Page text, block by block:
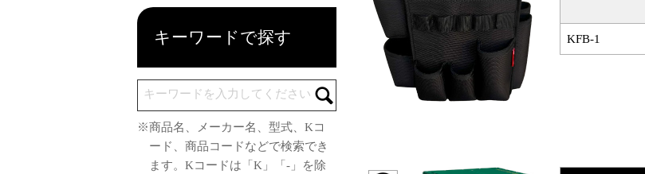
キーワードで探す
キーワードを入力してください
※商品名、メーカー名、型式、Kコ
ード、商品コードなどで検索でき
ます。Kコードは「K」「-」を除
KFB-1